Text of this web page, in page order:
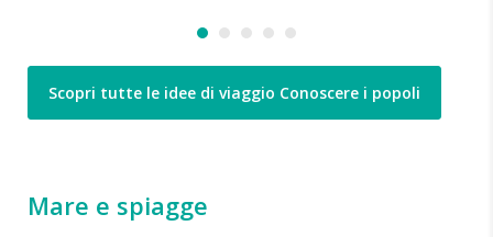
Scopri tutte le idee di viaggio Conoscere i popoli
Mare e spiagge